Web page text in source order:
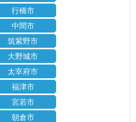
行橋市
中間市
筑紫野市
大野城市
太宰府市
福津市
宮若市
朝倉市